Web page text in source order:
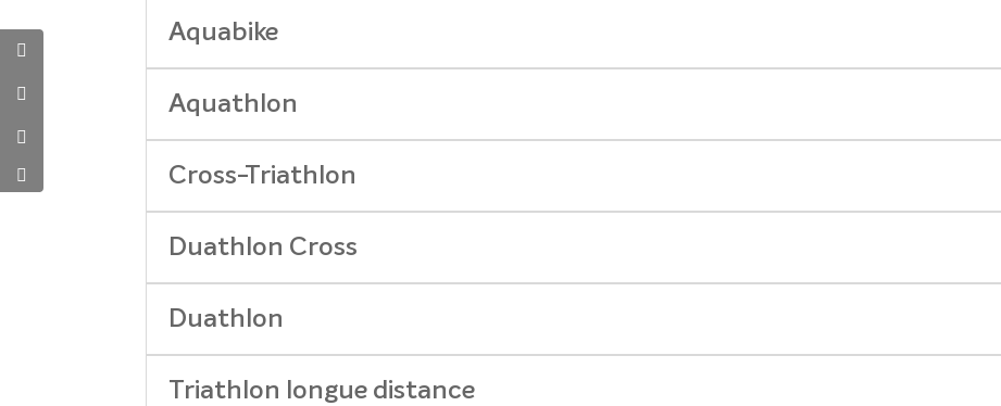
Aquabike
Aquathlon
Cross-Triathlon
Duathlon Cross
Duathlon
Triathlon longue distance